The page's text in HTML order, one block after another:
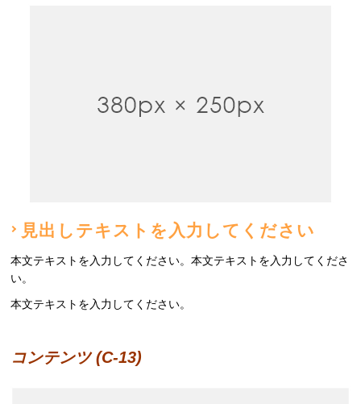
見出しテキストを入力してください
本文テキストを入力してください。本文テキストを入力してくださ
い。
本文テキストを入力してください。
コンテンツ (C-13)